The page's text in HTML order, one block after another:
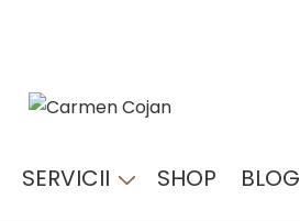
NAVIGARE
SERVICII SHOP BLOG